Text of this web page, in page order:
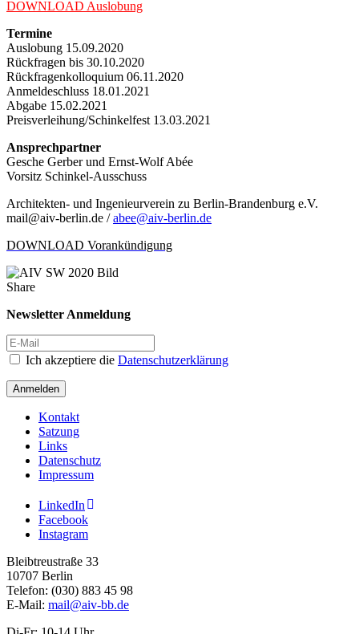
DOWNLOAD Auslobung
Termine
Auslobung 15.09.2020
Rückfragen bis 30.10.2020
Rückfragenkolloquium 06.11.2020
Anmeldeschluss 18.01.2021
Abgabe 15.02.2021
Preisverleihung/Schinkelfest 13.03.2021
Ansprechpartner
Gesche Gerber und Ernst-Wolf Abée
Vorsitz Schinkel-Ausschuss
Architekten- und Ingenieurverein zu Berlin-Brandenburg e.V.
mail@aiv-berlin.de /abee@aiv-berlin.de
DOWNLOAD Vorankündigung
Share
Newsletter Anmeldung
Ich akzeptiere die Datenschutzerklärung
Anmelden
Kontakt
Satzung
Links
Datenschutz
Impressum
LinkedIn
Facebook
Instagram
Bleibtreustraße 33
10707 Berlin
Telefon: (030) 883 45 98
E-Mail: mail@aiv-bb.de